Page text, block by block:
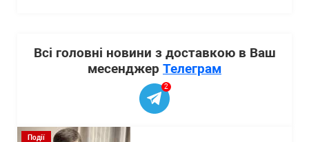
Всі головні новини з доставкою в Ваш
месенджер Телеграм
2
Події